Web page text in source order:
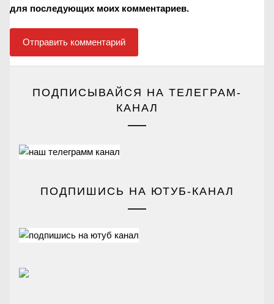
для последующих моих комментариев.
ПОДПИСЫВАЙСЯ НА ТЕЛЕГРАМ-
КАНАЛ
ПОДПИШИСЬ НА ЮТУБ-КАНАЛ